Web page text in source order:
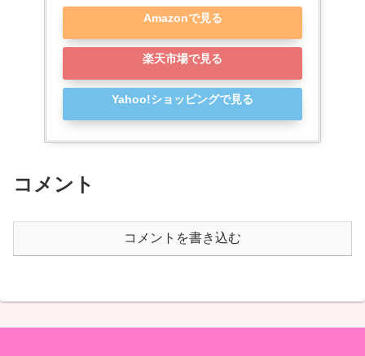
Amazonで見る
楽天市場で見る
Yahoo!ショッピングで見る
コメント
コメントを書き込む